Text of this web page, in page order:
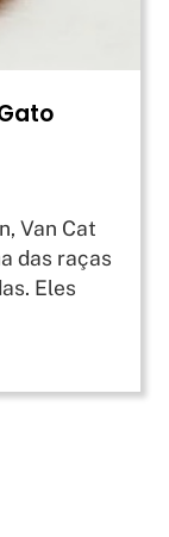
Van Cat
das raças
Eles